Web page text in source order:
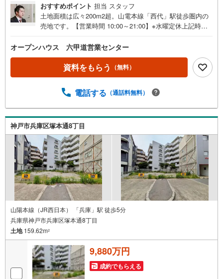
おすすめポイント 担当 スタッフ
土地面積は広々200m2超。山電本線「西代」駅徒歩圏内の
売地です。【営業時間 10:00～21:00】※水曜定休上記時間
連絡ください！現地を見学される場合は「室内・現地を見
学する（無料）」ボタンよりご希望の日時をご記入いただ
けますとスムーズにご案内が可能です。◎現地のご案内に
ついて・平日や夜遅い時間帯もご案内が可能 ※定休日を除
ます。・車でご自宅や最寄り駅等、ご指定の場所まで送迎
P相談会 無料物件のご紹介だけでなく住宅ローン・資金
のご相談、まずは家探しについて話を聞きたいという方も
大歓迎です！年間8000棟以上の限定物件を発表しているオ
ープンハウスだから出会える物件が多数ございます。ぜひ
お気軽にご連絡・ご相談ください！※限定物件:当社のみ、
もしくは当社を含めた数社でのみご紹介可能なオープンハ
ウス・ディベロップメントの物件
オープンハウス 六甲道営業センター
資料をもらう （無料）
電話する （通話料無料）
神戸市兵庫区塚本通8丁目
山陽本線（JR西日本） 「兵庫」駅 徒歩5分
兵庫県神戸市兵庫区塚本通8丁目
土地159.62m2
9,880万円
成約でもらえる